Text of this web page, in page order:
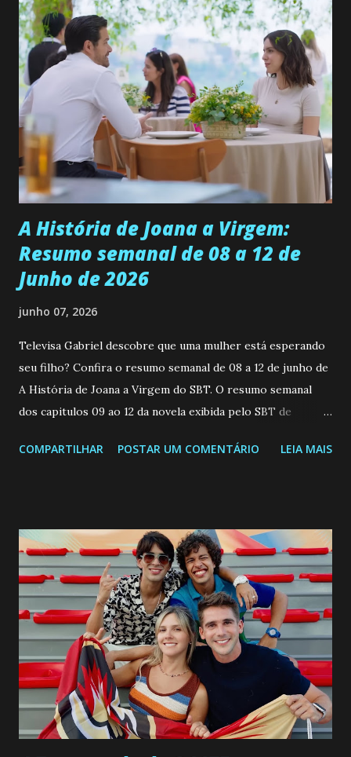
permanecer virgem até encontrar o homem que realmente
ama, o que não é fácil, já que dedica todas as suas energias a
se aprimorar, trabalhando, estudando e se orgulhando de
ser a primeira mulher da família a ingressar na
universidade. Ela tem uma personalidade muito alegre, é
muito madura para a idade, determinada, criativa e
empática. Detesta injustiças e é uma ótima amiga. Pode ser
teimosa e muito persistente quando decide fazer algo.
Durante um exame ginecológico, ela é inseminada por eng...
A História de Joana a Virgem:
Resumo semanal de 08 a 12 de
Junho de 2026
junho 07, 2026
Televisa Gabriel descobre que uma mulher está esperando
seu filho? Confira o resumo semanal de 08 a 12 de junho de
A História de Joana a Virgem do SBT. O resumo semanal
dos capitulos 09 ao 12 da novela exibida pelo SBT de
a Programação Semanal do SBT de 08/06/26 a 14/06/26
confessa a Gabriel que ele demonstrou ser o tipo de
pessoa que ela tanto desejou durante toda a vida. Camila
entra no quarto de Gabriel e imagina como seria o
encontro deles, quando conseguir seduzi-lo. Manuel avisa a
Paula sobre a suposta infidelidade de Gabriel com Joana.
Rogerio consegue se livrar de todas as suspeitas pelo
desaparecimento de Francisco, apontando que ele poderia
ter sido vítima da fúria de Gabriel. Artur informa a Gabriel
que a clínica inseminou por engano outra paciente, que está
...
COMPARTILHAR POSTAR UM COMENTÁRIO LEIA MAIS